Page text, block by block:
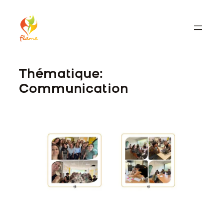
content
Thématique:
Communication